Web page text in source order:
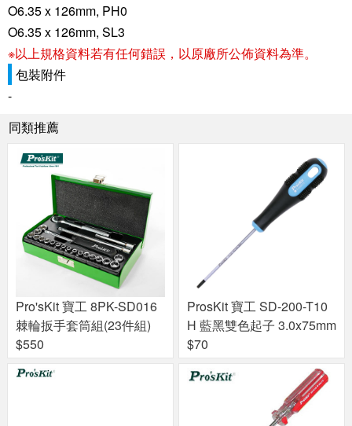
O6.35 x 126mm, PH0
O6.35 x 126mm, SL3
※以上規格資料若有任何錯誤，以原廠所公佈資料為準。
包裝附件
-
同類推薦
Pro'sKit 寶工 8PK-SD016
棘輪扳手套筒組(23件組)
$550
ProsKit 寶工 SD-200-T10
H 藍黑雙色起子 3.0x75mm
$70